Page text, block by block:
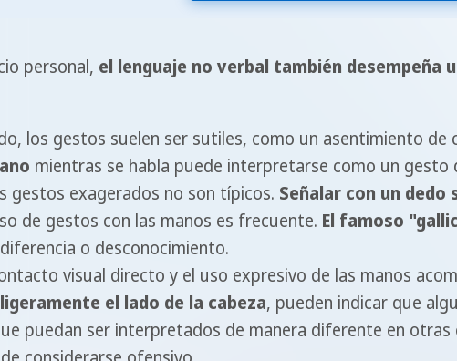
personal, el lenguaje no verbal también desempeña
los gestos suelen ser sutiles, como un asentimiento
mientras se habla puede interpretarse como un
gestos exagerados no son típicos. Señalar con un dedo
de gestos con las manos es frecuente. El famoso
o desconocimiento.
visual directo y el uso expresivo de las manos
el lado de la cabeza, pueden indicar que
puedan ser interpretados de manera diferente en